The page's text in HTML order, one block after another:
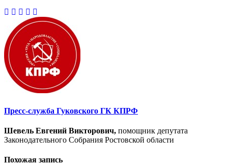
Пресс-служба Гуковского ГК КПРФ
Шевель Евгений Викторович, помощник депутата
Законодательного Собрания Ростовской области
Похожая запись